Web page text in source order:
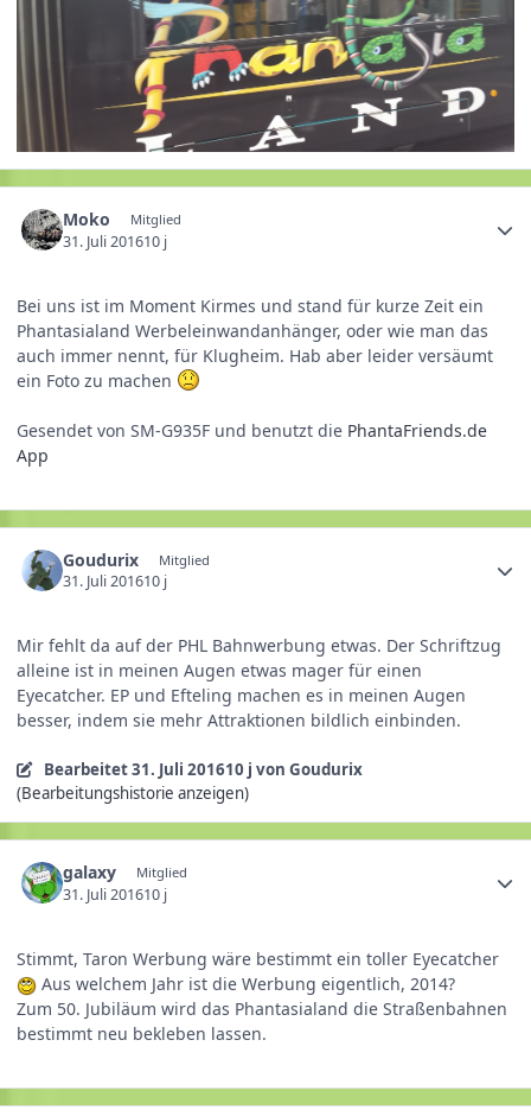
Moko Mitglied
31. Juli 201610 j
Bei uns ist im Moment Kirmes und stand für kurze Zeit ein
Phantasialand Werbeleinwandanhänger, oder wie man das
auch immer nennt, für Klugheim. Hab aber leider versäumt
ein Foto zu machen
Gesendet von SM-G935F und benutzt die PhantaFriends.de
App
Goudurix Mitglied
31. Juli 201610 j
Mir fehlt da auf der PHL Bahnwerbung etwas. Der Schriftzug
alleine ist in meinen Augen etwas mager für einen
Eyecatcher. EP und Efteling machen es in meinen Augen
besser, indem sie mehr Attraktionen bildlich einbinden.
Bearbeitet31. Juli 201610 j von Goudurix
(Bearbeitungshistorie anzeigen)
galaxy Mitglied
31. Juli 201610 j
Stimmt, Taron Werbung wäre bestimmt ein toller Eyecatcher
Aus welchem Jahr ist die Werbung eigentlich, 2014?
Zum 50. Jubiläum wird das Phantasialand die Straßenbahnen
bestimmt neu bekleben lassen.